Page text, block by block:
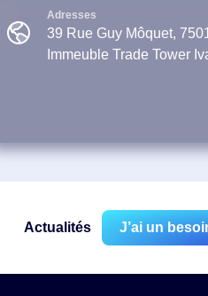
Adresses
39 Rue Guy Môquet,
Immeuble Trade Tower
Actualités J’ai un